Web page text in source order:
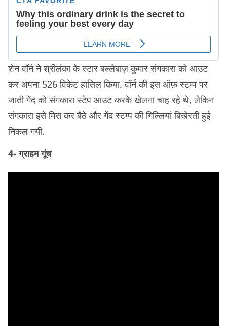
शेन वॉर्न ने श्रीलंका के स्टार बल्लेबाज़ कुमार संगकारा को आउट
कर अपना 526 विकेट हासिल किया. वॉर्न की इस ऑफ़ स्टम्प पर
जाती गेंद को संगकारा स्टेप आउट करके खेलना चाह रहे थे, लेकिन
संगकारा इसे मिस कर बैठे और गेंद स्टम्प की गिल्लियां बिखेरती हुई
निकल गयी.
4- ग्राहम गूंच